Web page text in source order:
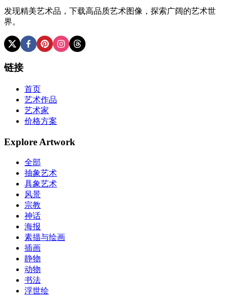
发现精美艺术品，下载高品质艺术图像，探索广阔的艺术世
界。
链接
首页
艺术作品
艺术家
价格方案
Explore Artwork
全部
抽象艺术
具象艺术
风景
宗教
神话
海报
素描与绘画
插画
静物
动物
书法
浮世绘